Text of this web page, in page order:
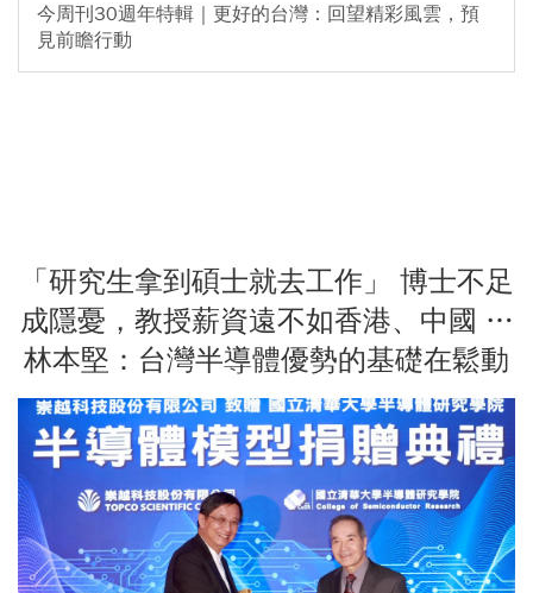
今周刊30週年特輯｜更好的台灣：回望精彩風雲，預
見前瞻行動
「研究生拿到碩士就去工作」 博士不足
成隱憂，教授薪資遠不如香港、中國 …
林本堅：台灣半導體優勢的基礎在鬆動